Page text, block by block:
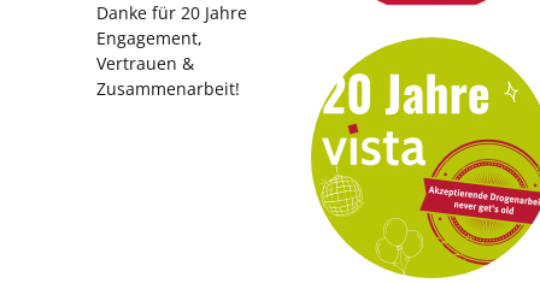
Danke für 20 Jahre
Engagement,
Vertrauen &
Zusammenarbeit!